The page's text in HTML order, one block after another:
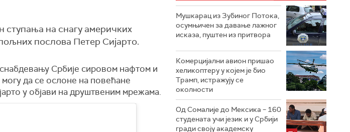
на снагу америчких
послова Петер Сијарто.
Србије сировом нафтом и
да се ослоне на повећане
у објави на друштвеним мрежама.
Мушкарац из Зубиног Потока,
осумњичен за давање лажног
исказа, пуштен из притвора
Комерцијални авион пришао
хеликоптеру у којем је био
Трамп, истражују се
околности
Од Сомалије до Мексика – 160
студената учи језик и у Србији
гради своју академску